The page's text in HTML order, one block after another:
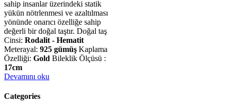
sahip insanlar üzerindeki statik
yükün nötrlenmesi ve azaltılması
yönünde onarıcı özelliğe sahip
değerli bir doğal taştır. Doğal taş
Cinsi: Rodalit - Hematit
Meterayal: 925 gümüş Kaplama
Özelliği: Gold Bileklik Ölçüsü :
17cm
Devamını oku
Categories